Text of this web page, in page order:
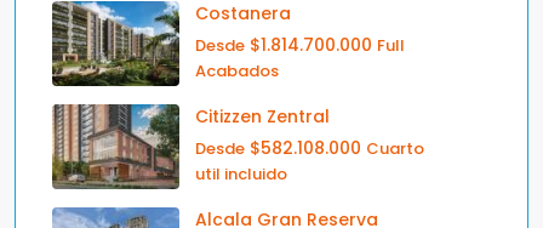
Costanera
Desde $1.814.700.000 Full
Acabados
Citizzen Zentral
Desde $582.108.000 Cuarto
util incluido
Alcala Gran Reserva